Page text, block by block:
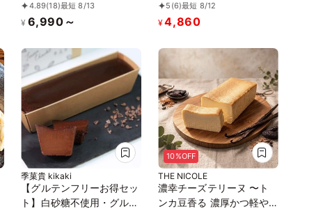
リーチーズケーキ
15cm《ヴィーガンスイー
4.89(18)最短 8/13
¥ 6,990～
ーツ】豆乳ヨーグルトレア
チーズケーキ 5号 15cm ～
作り上げたレアチーズ～
《ヴィーガンスイーツ・ヴ
ィーガンケーキ》《無添
加》《アレルギー配慮》
5 (6)最短 8/12
¥4,860
季菓貴 kikaki
【グルテンフリーお得セッ
ト】白砂糖不使用・グルテ
10%OFF
THE NICOLE
濃幸チーズテリーヌ 〜ト
ンカ豆香る 濃厚かつ軽や